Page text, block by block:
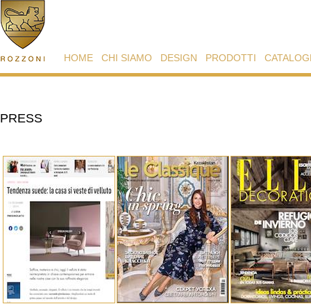
HOME CHI SIAMO DESIGN PRODOTTI
PRESS